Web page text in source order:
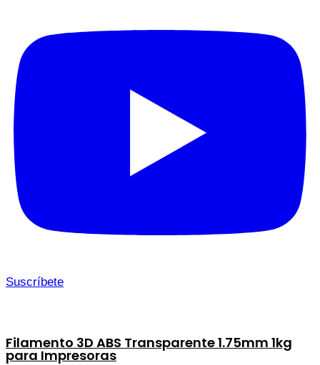
Suscríbete
Filamento 3D ABS Transparente 1.75mm 1kg
para Impresoras